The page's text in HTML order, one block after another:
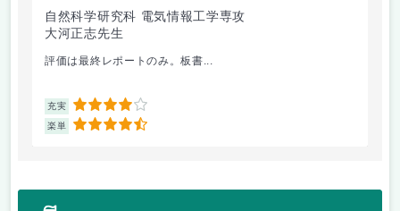
自然科学研究科 電気情報工学専攻
大河正志先生
評価は最終レポートのみ。板書...
充実 4
楽単 4.5